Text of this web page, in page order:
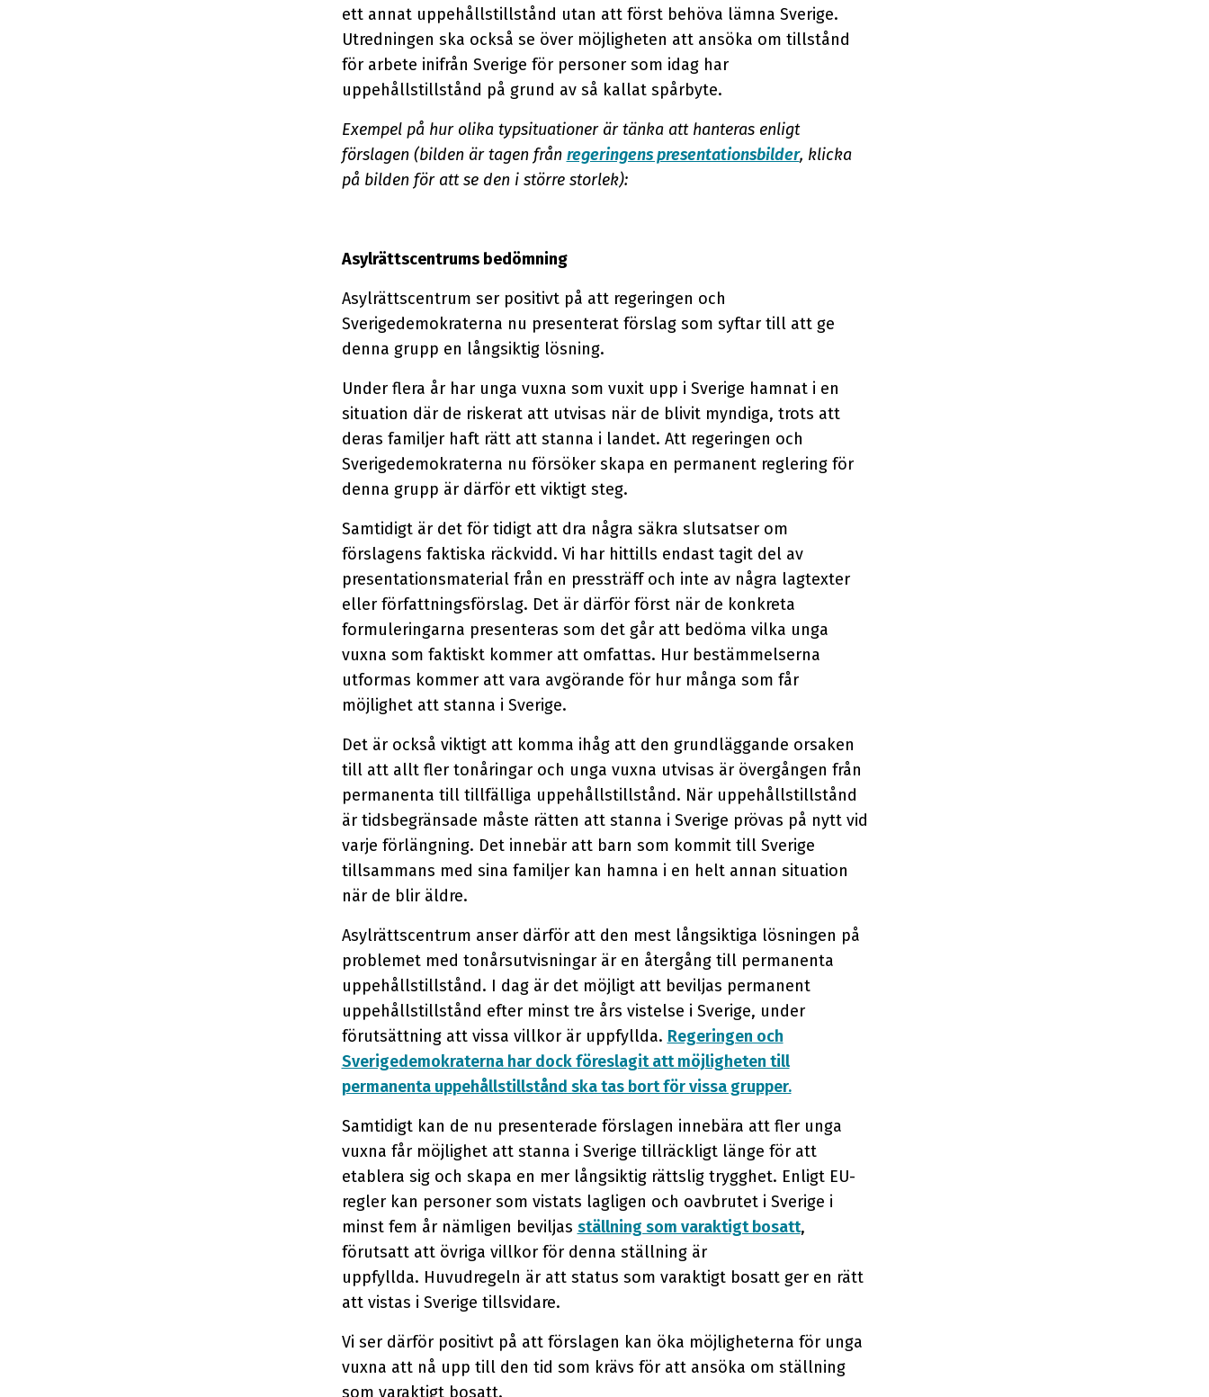
ett annat uppehållstillstånd utan att först behöva lämna Sverige.
Utredningen ska också se över möjligheten att ansöka om tillstånd
för arbete inifrån Sverige för personer som idag har
uppehållstillstånd på grund av så kallat spårbyte.
Exempel på hur olika typsituationer är tänka att hanteras enligt
förslagen (bilden är tagen från regeringens presentationsbilder, klicka
på bilden för att se den i större storlek):
Asylrättscentrums bedömning
Asylrättscentrum ser positivt på att regeringen och
Sverigedemokraterna nu presenterat förslag som syftar till att ge
denna grupp en långsiktig lösning.
Under flera år har unga vuxna som vuxit upp i Sverige hamnat i en
situation där de riskerat att utvisas när de blivit myndiga, trots att
deras familjer haft rätt att stanna i landet. Att regeringen och
Sverigedemokraterna nu försöker skapa en permanent reglering för
denna grupp är därför ett viktigt steg.
Samtidigt är det för tidigt att dra några säkra slutsatser om
förslagens faktiska räckvidd. Vi har hittills endast tagit del av
presentationsmaterial från en pressträff och inte av några lagtexter
eller författningsförslag. Det är därför först när de konkreta
formuleringarna presenteras som det går att bedöma vilka unga
vuxna som faktiskt kommer att omfattas. Hur bestämmelserna
utformas kommer att vara avgörande för hur många som får
möjlighet att stanna i Sverige.
Det är också viktigt att komma ihåg att den grundläggande orsaken
till att allt fler tonåringar och unga vuxna utvisas är övergången från
permanenta till tillfälliga uppehållstillstånd. När uppehållstillstånd
är tidsbegränsade måste rätten att stanna i Sverige prövas på nytt vid
varje förlängning. Det innebär att barn som kommit till Sverige
tillsammans med sina familjer kan hamna i en helt annan situation
när de blir äldre.
Asylrättscentrum anser därför att den mest långsiktiga lösningen på
problemet med tonårsutvisningar är en återgång till permanenta
uppehållstillstånd. I dag är det möjligt att beviljas permanent
uppehållstillstånd efter minst tre års vistelse i Sverige, under
förutsättning att vissa villkor är uppfyllda. Regeringen och
Sverigedemokraterna har dock föreslagit att möjligheten till
permanenta uppehållstillstånd ska tas bort för vissa grupper.
Samtidigt kan de nu presenterade förslagen innebära att fler unga
vuxna får möjlighet att stanna i Sverige tillräckligt länge för att
etablera sig och skapa en mer långsiktig rättslig trygghet. Enligt EU-
regler kan personer som vistats lagligen och oavbrutet i Sverige i
minst fem år nämligen beviljas ställning som varaktigt bosatt,
förutsatt att övriga villkor för denna ställning är
uppfyllda. Huvudregeln är att status som varaktigt bosatt ger en rätt
att vistas i Sverige tillsvidare.
Vi ser därför positivt på att förslagen kan öka möjligheterna för unga
vuxna att nå upp till den tid som krävs för att ansöka om ställning
som varaktigt bosatt.